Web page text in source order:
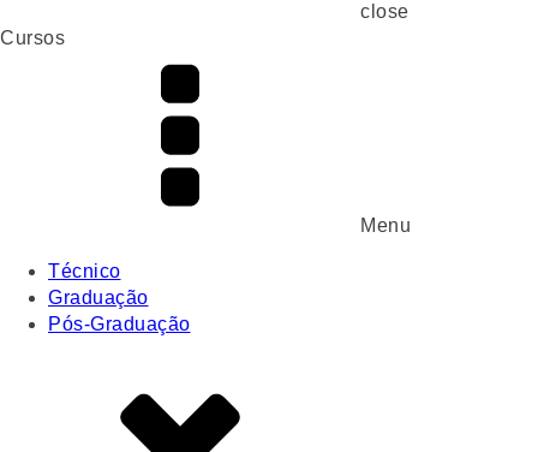
close
Cursos
Menu
Técnico
Graduação
Pós-Graduação